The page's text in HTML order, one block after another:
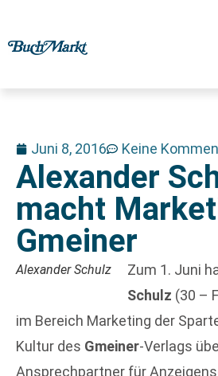
Juni 8, 2016 Keine
Alexander
macht
Gmeiner
Alexander Schulz Zum 1. Juni
Schulz (30 –
im Bereich Marketing der
Kultur des Gmeiner-Verlags
Ansprechpartner für